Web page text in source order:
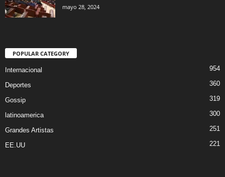
mayo 28, 2024
POPULAR CATEGORY
Internacional 954
Deportes 360
Gossip 319
latinoamerica 300
Grandes Artistas 251
EE.UU 221